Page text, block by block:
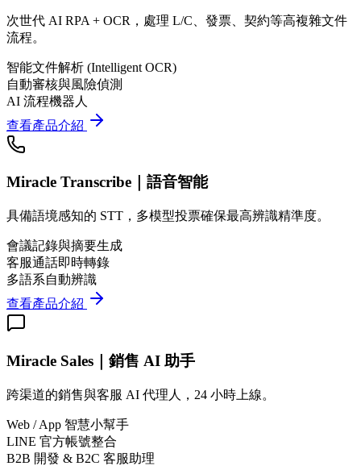
次世代 AI RPA + OCR，處理 L/C、發票、契約等高複雜文件
流程。
智能文件解析 (Intelligent OCR)
自動審核與風險偵測
AI 流程機器人
查看產品介紹
Miracle Transcribe｜語音智能
具備語境感知的 STT，多模型投票確保最高辨識精準度。
會議記錄與摘要生成
客服通話即時轉錄
多語系自動辨識
查看產品介紹
Miracle Sales｜銷售 AI 助手
跨渠道的銷售與客服 AI 代理人，24 小時上線。
Web / App 智慧小幫手
LINE 官方帳號整合
B2B 開發 & B2C 客服助理